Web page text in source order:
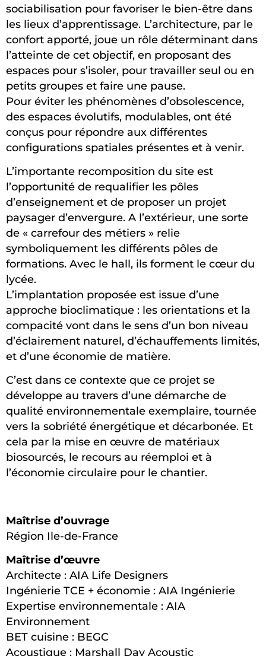
sociabilisation pour favoriser le bien-être dans
les lieux d’apprentissage. L’architecture, par le
confort apporté, joue un rôle déterminant dans
l’atteinte de cet objectif, en proposant des
espaces pour s’isoler, pour travailler seul ou en
petits groupes et faire une pause.
Pour éviter les phénomènes d’obsolescence,
des espaces évolutifs, modulables, ont été
conçus pour répondre aux différentes
configurations spatiales présentes et à venir.
L’importante recomposition du site est
l’opportunité de requalifier les pôles
d’enseignement et de proposer un projet
paysager d’envergure. A l’extérieur, une sorte
de « carrefour des métiers » relie
symboliquement les différents pôles de
formations. Avec le hall, ils forment le cœur du
lycée.
L’implantation proposée est issue d’une
approche bioclimatique : les orientations et la
compacité vont dans le sens d’un bon niveau
d’éclairement naturel, d’échauffements limités,
et d’une économie de matière.
C’est dans ce contexte que ce projet se
développe au travers d’une démarche de
qualité environnementale exemplaire, tournée
vers la sobriété énergétique et décarbonée. Et
cela par la mise en œuvre de matériaux
biosourcés, le recours au réemploi et à
l’économie circulaire pour le chantier.
Maîtrise d’ouvrage
Région Ile-de-France
Maîtrise d’œuvre
Architecte : AIA Life Designers
Ingénierie TCE + économie : AIA Ingénierie
Expertise environnementale : AIA
Environnement
BET cuisine : BEGC
Acoustique : Marshall Day Acoustic